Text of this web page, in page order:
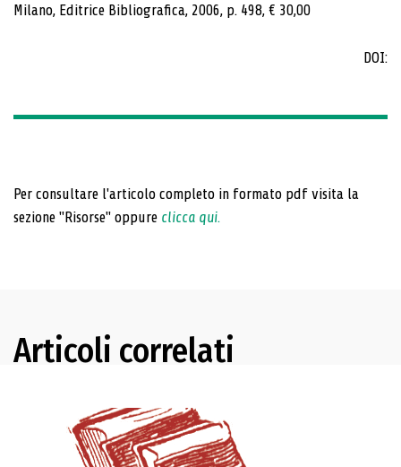
Milano, Editrice Bibliografica, 2006, p. 498, € 30,00
DOI:
Per consultare l'articolo completo in formato pdf visita la
sezione "Risorse" oppure clicca qui.
Articoli correlati